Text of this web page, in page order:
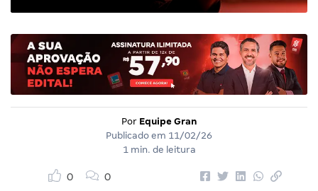
Por Equipe Gran
Publicado em 11/02/26
1 min. de leitura
0 0